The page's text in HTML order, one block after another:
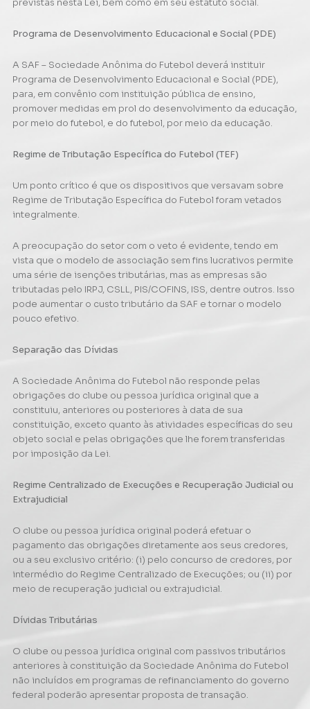
previstas nesta Lei, bem como em seu estatuto social.
Programa de Desenvolvimento Educacional e Social (PDE)
A SAF – Sociedade Anônima do Futebol deverá instituir
Programa de Desenvolvimento Educacional e Social (PDE),
para, em convênio com instituição pública de ensino,
promover medidas em prol do desenvolvimento da educação,
por meio do futebol, e do futebol, por meio da educação.
Regime de Tributação Específica do Futebol (TEF)
Um ponto crítico é que os dispositivos que versavam sobre
Regime de Tributação Específica do Futebol foram vetados
integralmente.
A preocupação do setor com o veto é evidente, tendo em
vista que o modelo de associação sem fins lucrativos permite
uma série de isenções tributárias, mas as empresas são
tributadas pelo IRPJ, CSLL, PIS/COFINS, ISS, dentre outros. Isso
pode aumentar o custo tributário da SAF e tornar o modelo
pouco efetivo.
Separação das Dívidas
A Sociedade Anônima do Futebol não responde pelas
obrigações do clube ou pessoa jurídica original que a
constituiu, anteriores ou posteriores à data de sua
constituição, exceto quanto às atividades específicas do seu
objeto social e pelas obrigações que lhe forem transferidas
por imposição da Lei.
Regime Centralizado de Execuções e Recuperação Judicial ou
Extrajudicial
O clube ou pessoa jurídica original poderá efetuar o
pagamento das obrigações diretamente aos seus credores,
ou a seu exclusivo critério: (i) pelo concurso de credores, por
intermédio do Regime Centralizado de Execuções; ou (ii) por
meio de recuperação judicial ou extrajudicial.
Dívidas Tributárias
O clube ou pessoa jurídica original com passivos tributários
anteriores à constituição da Sociedade Anônima do Futebol
não incluídos em programas de refinanciamento do governo
federal poderão apresentar proposta de transação.